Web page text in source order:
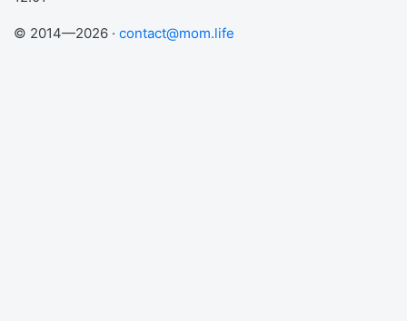
© 2014—2026 · contact@mom.life